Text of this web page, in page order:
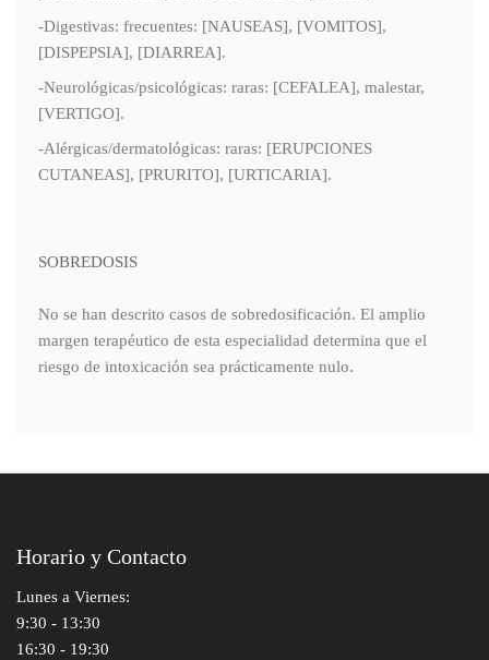
-Digestivas: frecuentes: [NAUSEAS], [VOMITOS],
[DISPEPSIA], [DIARREA].
-Neurológicas/psicológicas: raras: [CEFALEA], malestar,
[VERTIGO].
-Alérgicas/dermatológicas: raras: [ERUPCIONES
CUTANEAS], [PRURITO], [URTICARIA].
SOBREDOSIS
No se han descrito casos de sobredosificación. El amplio
margen terapéutico de esta especialidad determina que el
riesgo de intoxicación sea prácticamente nulo.
Horario y Contacto
Lunes a Viernes:
9:30 - 13:30
16:30 - 19:30